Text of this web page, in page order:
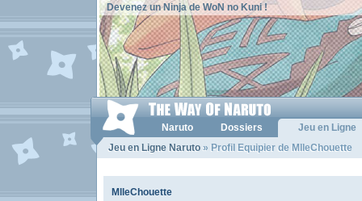
Devenez un Ninja de WoN no Kuni !
Naruto Dossiers
Jeu en Ligne
Jeu en Ligne Naruto » Profil Equipier de MlleChouette
MlleChouette